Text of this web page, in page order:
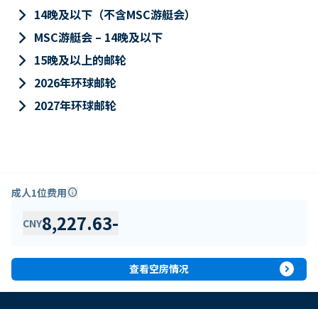
keyboard_arrow_right 14晚及以下（不含MSC游艇会）
keyboard_arrow_right MSC游艇会 – 14晚及以下
keyboard_arrow_right 15晚及以上的邮轮
keyboard_arrow_right 2026年环球邮轮
keyboard_arrow_right 2027年环球邮轮
成人1位费用info
CNY8,227.63-
查看空房情况 expand_circle_right